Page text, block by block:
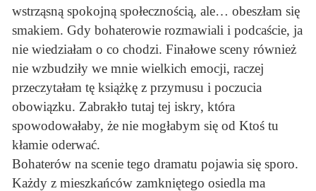
wstrząsną spokojną społecznością, ale… obeszłam się
smakiem. Gdy bohaterowie rozmawiali i podcaście, ja
nie wiedziałam o co chodzi. Finałowe sceny również
nie wzbudziły we mnie wielkich emocji, raczej
przeczytałam tę książkę z przymusu i poczucia
obowiązku. Zabrakło tutaj tej iskry, która
spowodowałaby, że nie mogłabym się od Ktoś tu
kłamie oderwać.
Bohaterów na scenie tego dramatu pojawia się sporo.
Każdy z mieszkańców zamkniętego osiedla ma